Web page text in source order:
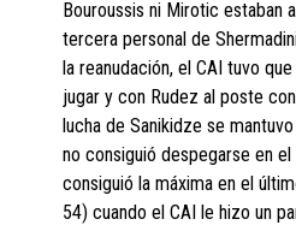
Bouroussis ni Mirotic estaban
tercera personal de
la reanudación, el CAI tuvo
jugar y con Rudez al poste
lucha de Sanikidze se
no consiguió despegarse en
consiguió la máxima en el
54) cuando el CAI le hizo un